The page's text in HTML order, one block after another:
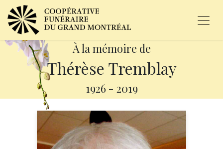
À la mémoire de
Thérèse Tremblay
1926 - 2019